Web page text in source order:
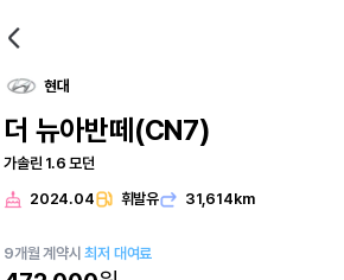
현대
더 뉴아반떼(CN7)
가솔린 1.6 모던
2024.04 휘발유 31,614km
9개월 계약시최저 대여료